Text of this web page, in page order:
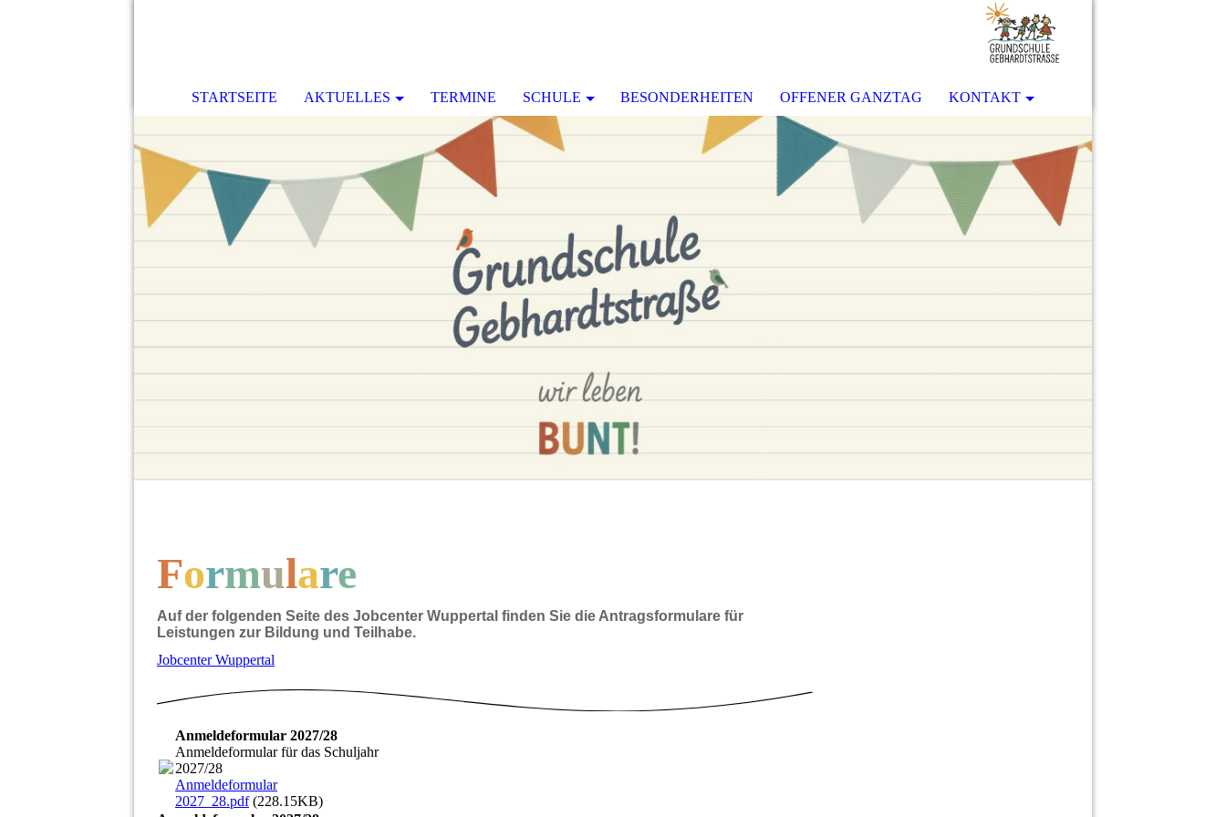
STARTSEITE AKTUELLES TERMINE SCHULE BESONDERHEITEN OFFENER GANZTAG KONTAKT
Formulare
Auf der folgenden Seite des Jobcenter Wuppertal finden Sie die Antragsformulare für
Leistungen zur Bildung und Teilhabe.
Jobcenter Wuppertal
Anmeldeformular 2027/28
Anmeldeformular für das Schuljahr
2027/28
Anmeldeformular
2027_28.pdf(228.15KB)